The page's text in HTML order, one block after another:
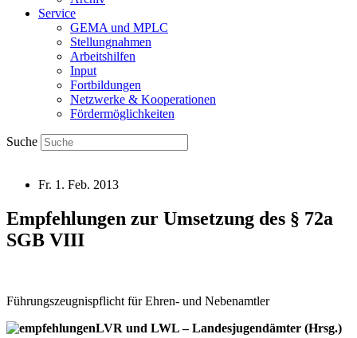
Service
GEMA und MPLC
Stellungnahmen
Arbeitshilfen
Input
Fortbildungen
Netzwerke & Kooperationen
Fördermöglichkeiten
Suche
Fr. 1. Feb. 2013
Empfehlungen zur Umsetzung des § 72a
SGB VIII
Führungszeugnispflicht für Ehren- und Nebenamtler
LVR und LWL – Landesjugendämter (Hrsg.)